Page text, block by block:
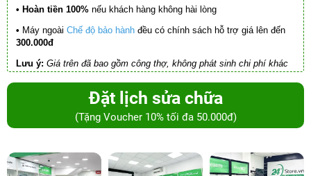
• Hoàn tiền 100% nếu khách hàng không hài lòng
• Máy ngoài Chế độ bảo hành đều có chính sách hỗ trợ giá lên đến
300.000đ
Lưu ý: Giá trên đã bao gồm công thợ, không phát sinh chi phí khác
Đặt lịch sửa chữa
(Tặng Voucher 10% tối đa 50.000đ)